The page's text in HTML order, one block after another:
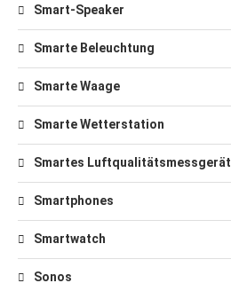
Smart-Speaker
Smarte Beleuchtung
Smarte Waage
Smarte Wetterstation
Smartes Luftqualitätsmessgerät
Smartphones
Smartwatch
Sonos